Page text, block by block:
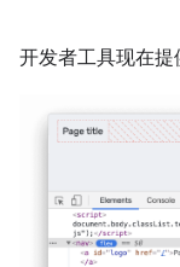
开发者工具现在提